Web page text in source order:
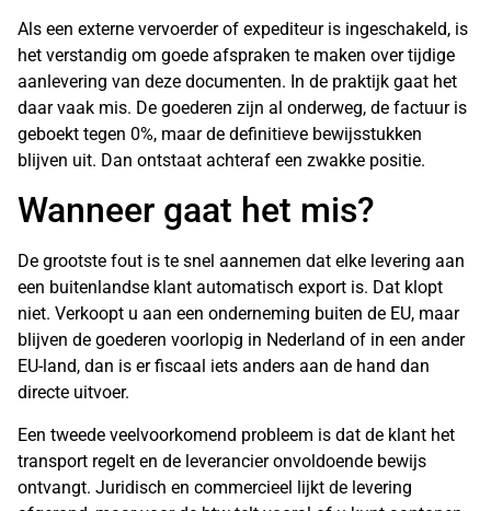
Als een externe vervoerder of expediteur is ingeschakeld, is
het verstandig om goede afspraken te maken over tijdige
aanlevering van deze documenten. In de praktijk gaat het
daar vaak mis. De goederen zijn al onderweg, de factuur is
geboekt tegen 0%, maar de definitieve bewijsstukken
blijven uit. Dan ontstaat achteraf een zwakke positie.
Wanneer gaat het mis?
De grootste fout is te snel aannemen dat elke levering aan
een buitenlandse klant automatisch export is. Dat klopt
niet. Verkoopt u aan een onderneming buiten de EU, maar
blijven de goederen voorlopig in Nederland of in een ander
EU-land, dan is er fiscaal iets anders aan de hand dan
directe uitvoer.
Een tweede veelvoorkomend probleem is dat de klant het
transport regelt en de leverancier onvoldoende bewijs
ontvangt. Juridisch en commercieel lijkt de levering